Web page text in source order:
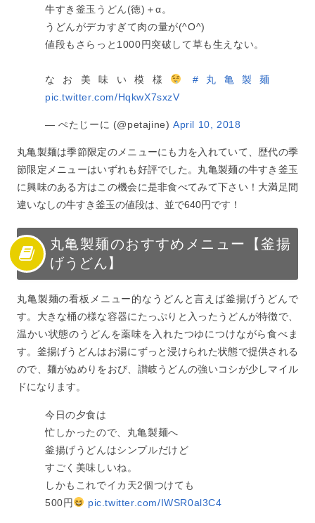
牛すき釜玉うどん(徳)＋α。
うどんがデカすぎて肉の量が(^O^)
値段もさらっと1000円突破して草も生えない。
なお美味い模様
#丸亀製麺
pic.twitter.com/HqkwX7sxzV
— ぺたじーに (@petajine) April 10, 2018
丸亀製麺は季節限定のメニューにも力を入れていて、歴代の季
節限定メニューはいずれも好評でした。丸亀製麺の牛すき釜玉
に興味のある方はこの機会に是非食べてみて下さい！大満足間
違いなしの牛すき釜玉の値段は、並で640円です！
丸亀製麺のおすすめメニュー【釜揚
げうどん】
丸亀製麺の看板メニュー的なうどんと言えば釜揚げうどんで
す。大きな桶の様な容器にたっぷりと入ったうどんが特徴で、
温かい状態のうどんを薬味を入れたつゆにつけながら食べま
す。釜揚げうどんはお湯にずっと浸けられた状態で提供される
ので、麺がぬめりをおび、讃岐うどんの強いコシが少しマイル
ドになります。
今日の夕食は
忙しかったので、丸亀製麺へ
釜揚げうどんはシンプルだけど
すごく美味しいね。
しかもこれでイカ天2個つけても
500円
pic.twitter.com/IWSR0al3C4